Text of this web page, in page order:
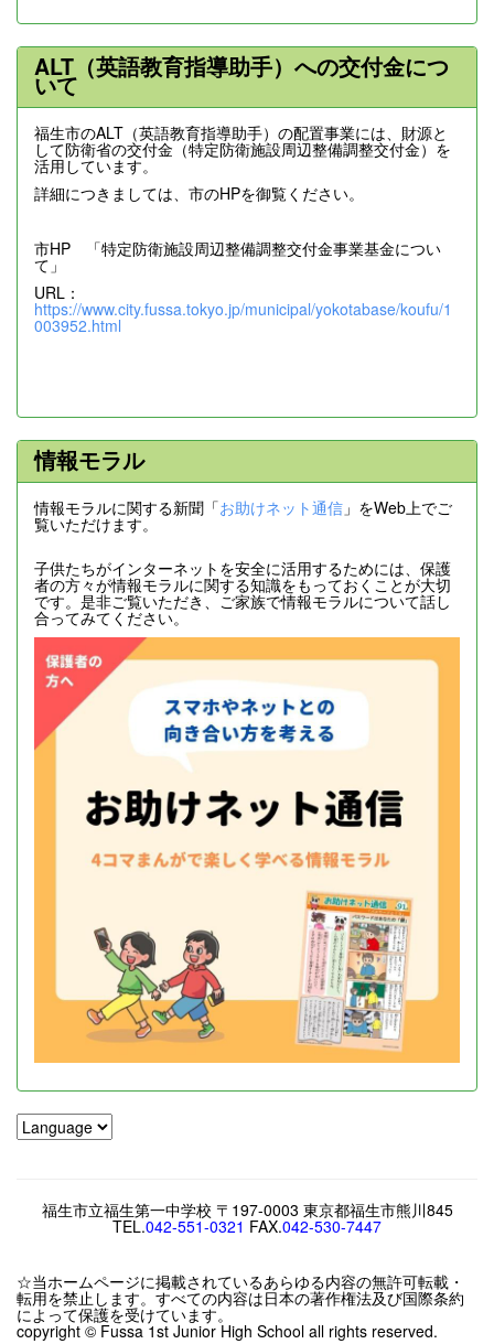
ALT（英語教育指導助手）への交付金につ
いて
福生市のALT（英語教育指導助手）の配置事業には、財源と
して防衛省の交付金（特定防衛施設周辺整備調整交付金）を
活用しています。
詳細につきましては、市のHPを御覧ください。
市HP 「特定防衛施設周辺整備調整交付金事業基金につい
て」
URL：
https://www.city.fussa.tokyo.jp/municipal/yokotabase/koufu/1
003952.html
情報モラル
情報モラルに関する新聞「お助けネット通信 」をWeb上でご
覧いただけます。
子供たちがインターネットを安全に活用するためには、保護
者の方々が情報モラルに関する知識をもっておくことが大切
です。是非ご覧いただき、ご家族で情報モラルについて話し
合ってみてください。
福生市立福生第一中学校 〒197-0003 東京都福生市熊川845
TEL.042-551-0321 FAX.042-530-7447
☆当ホームページに掲載されているあらゆる内容の無許可転載・
転用を禁止します。すべての内容は日本の著作権法及び国際条約
によって保護を受けています。
copyright © Fussa 1st Junior High School all rights reserved.